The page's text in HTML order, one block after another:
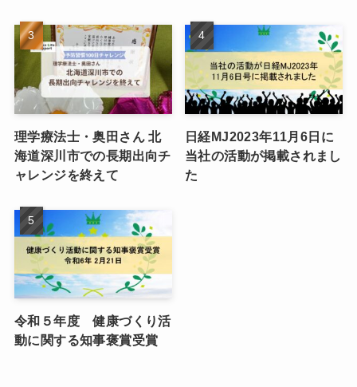
理学療法士・奥田さん 北
海道深川市での長期出向チ
ャレンジを終えて
日経MJ2023年11月6日に
当社の活動が掲載されまし
た
令和５年度 健康づくり活
動に関する知事褒賞受賞